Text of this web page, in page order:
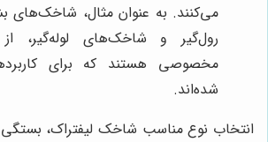
می‌کنند. به عنوان مثال، شاخک‌های
رول‌گیر و شاخک‌های لوله‌گیر،
مخصوصی هستند که برای
شده‌اند.
انتخاب نوع مناسب شاخک لیفتراک، بستگی